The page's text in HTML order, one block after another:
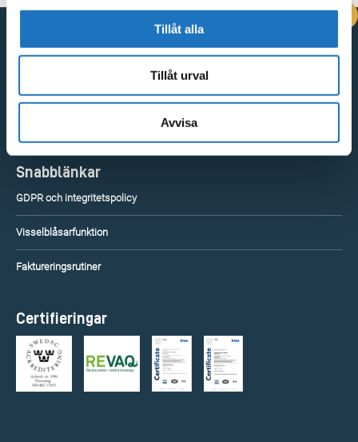
Tillåt alla
Tillåt urval
Avvisa
Vingåkersvägen 18, 641 51 Katrineholm
Snabblänkar
GDPR och integritetspolicy
Visselblåsarfunktion
Faktureringsrutiner
Certifieringar